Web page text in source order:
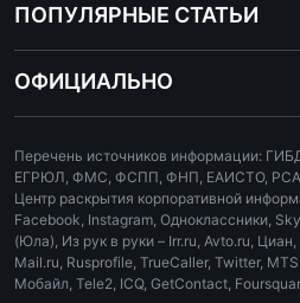
ПОПУЛЯРНЫЕ СТАТЬИ
ОФИЦИАЛЬНО
Перечень источников информации:
ЕГРЮЛ, ФМС, ФСПП, ФНП, ЕАИСТО,
Центр раскрытия корпоративной
Facebook, Instagram, Одноклассники,
(Юла), Из рук в руки – Irr.ru, Avto.ru,
Mail.ru, Rusprofile, TrueCaller, Twitter,
Мобайл, Tele2, ICQ, GetContact,